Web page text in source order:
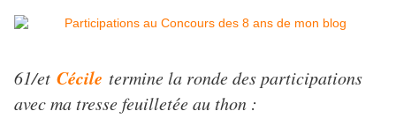
61/et Cécile termine la ronde des participations
avec ma tresse feuilletée au thon :